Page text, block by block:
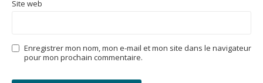
Site web
Enregistrer mon nom, mon e-mail et mon site dans le navigateur
pour mon prochain commentaire.